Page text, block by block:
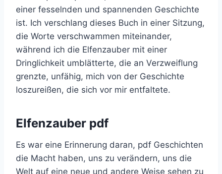
einer fesselnden und spannenden Geschichte
ist. Ich verschlang dieses Buch in einer Sitzung,
die Worte verschwammen miteinander,
während ich die Elfenzauber mit einer
Dringlichkeit umblätterte, die an Verzweiflung
grenzte, unfähig, mich von der Geschichte
loszureißen, die sich vor mir entfaltete.
Elfenzauber pdf
Es war eine Erinnerung daran, pdf Geschichten
die Macht haben, uns zu verändern, uns die
Welt auf eine neue und andere Weise sehen zu